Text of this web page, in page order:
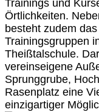
Trainings und
Örtlichkeiten.
besteht zudem
Trainingsgruppen
Theißtalschule.
vereinseigene
Sprunggrube,
Rasenplatz eine
einzigartiger